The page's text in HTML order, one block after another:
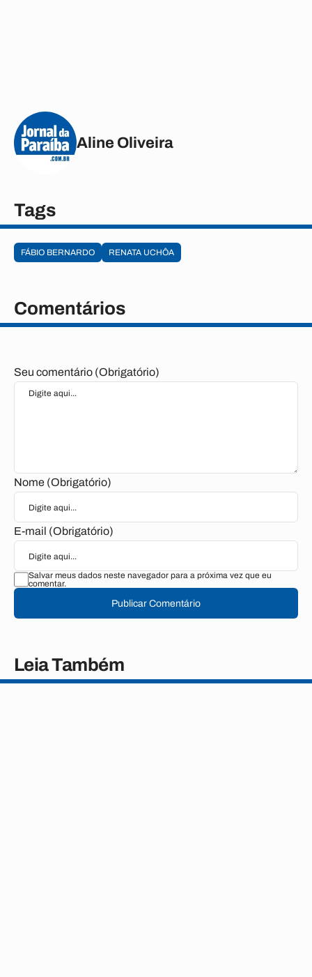
Aline Oliveira
Tags
FÁBIO BERNARDO RENATA UCHÔA
Comentários
Seu comentário (Obrigatório)
Nome (Obrigatório)
E-mail (Obrigatório)
Salvar meus dados neste navegador para a próxima vez que eu
comentar.
Publicar Comentário
Leia Também